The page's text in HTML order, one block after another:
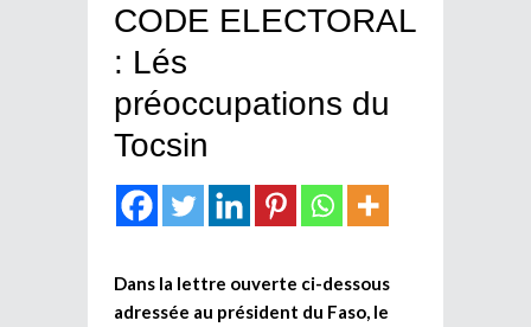
CODE ELECTORAL
: Lés
préoccupations du
Tocsin
Dans la lettre ouverte ci-dessous
adressée au président du Faso, le